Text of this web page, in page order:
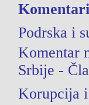
Komentari
Podrska i
Komentar
Srbije -
Korupcija